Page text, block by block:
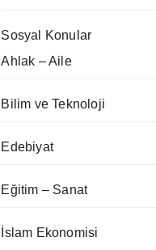
Sosyal Konular
Ahlak – Aile
Bilim ve Teknoloji
Edebiyat
Eğitim – Sanat
İslam Ekonomisi